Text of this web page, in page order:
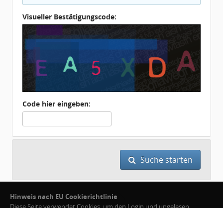
Visueller Bestätigungscode:
Code hier eingeben:
Suche starten
Hinweis nach EU Cookierichtlinie